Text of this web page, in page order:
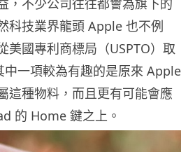
，不少公司往往都會為旗下的
科技業界龍頭 Apple 也不例
美國專利商標局（USPTO）取
中一項較為有趣的是原來 Apple
這種物料，而且更有可能會應
的 Home 鍵之上。